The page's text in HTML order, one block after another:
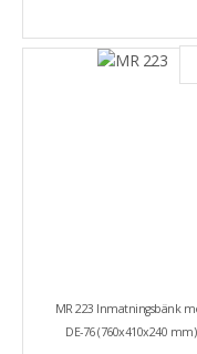
MR 223 Inmatningsbänk
DE-76 (760x410x240 mm).